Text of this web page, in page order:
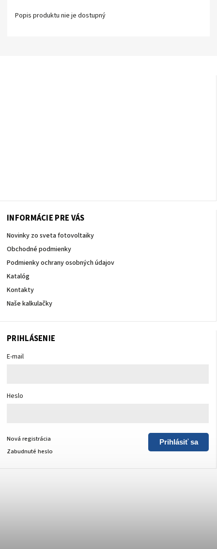
Popis produktu nie je dostupný
INFORMÁCIE PRE VÁS
Novinky zo sveta fotovoltaiky
Obchodné podmienky
Podmienky ochrany osobných údajov
Katalóg
Kontakty
Naše kalkulačky
PRIHLÁSENIE
E-mail
Heslo
Prihlásiť sa
Nová registrácia
Zabudnuté heslo